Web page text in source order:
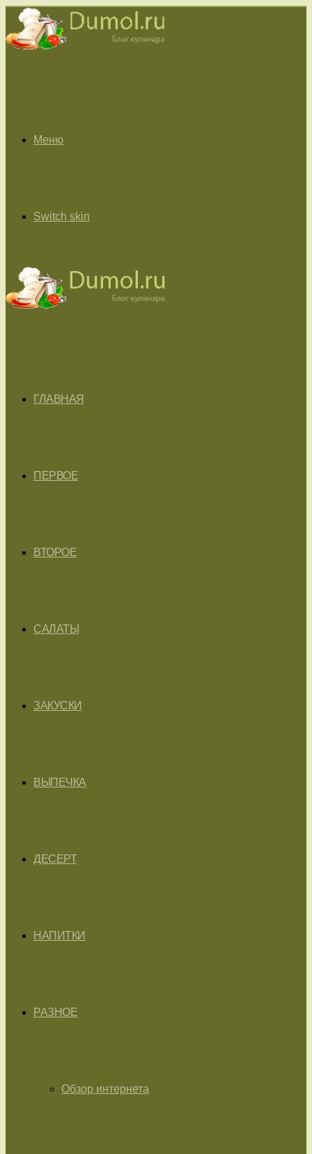
Меню
Switch skin
ГЛАВНАЯ
ПЕРВОЕ
ВТОРОЕ
САЛАТЫ
ЗАКУСКИ
ВЫПЕЧКА
ДЕСЕРТ
НАПИТКИ
РАЗНОЕ
Обзор интернета